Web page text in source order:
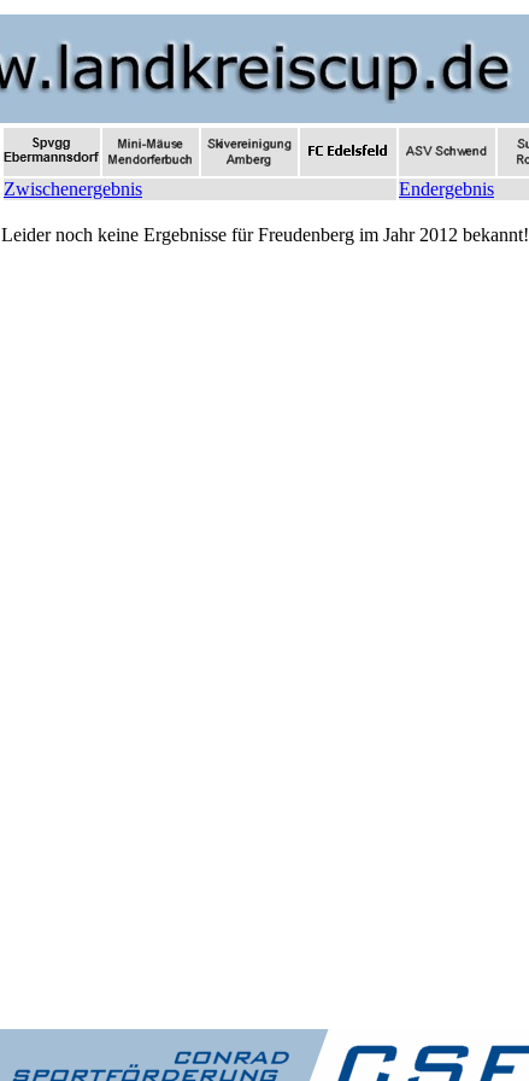
Zwischenergebnis Endergebnis
Leider noch keine Ergebnisse für Freudenberg im Jahr 2012 bekannt!